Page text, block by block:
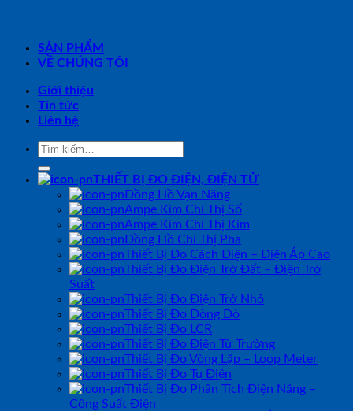
SẢN PHẨM
VỀ CHÚNG TÔI
Giới thiệu
Tin tức
Liên hệ
Tìm
THIẾT BỊ ĐO ĐIỆN, ĐIỆN TỬ
Đồng Hồ Vạn Năng
Ampe Kìm Chỉ Thị Số
Ampe Kìm Chỉ Thị Kim
Đồng Hồ Chỉ Thị Pha
Thiết Bị Đo Cách Điện – Điện Áp Cao
Thiết Bị Đo Điện Trở Đất – Điện Trở
Suất
Thiết Bị Đo Điện Trở Nhỏ
Thiết Bị Đo Dòng Dò
Thiết Bị Đo LCR
Thiết Bị Đo Điện Từ Trường
Thiết Bị Đo Vòng Lặp – Loop Meter
Thiết Bị Đo Tụ Điện
Thiết Bị Đo Phân Tích Điện Năng –
Công Suất Điện